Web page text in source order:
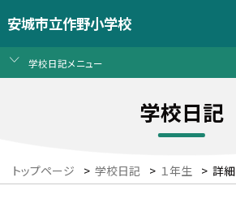
安城市立作野小学校
学校日記メニュー
学校日記
トップページ > 学校日記 > １年生 > 詳細